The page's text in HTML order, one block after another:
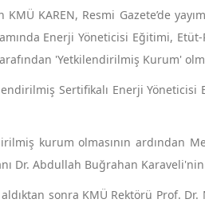
KAREN, Resmi Gazete’de
Enerji Yöneticisi Eğitimi,
'Yetkilendirilmiş Kurum'
Sertifikalı Enerji
kurum olmasının ardından
Dr. Abdullah Buğrahan
sonra KMÜ Rektörü Prof. Dr.